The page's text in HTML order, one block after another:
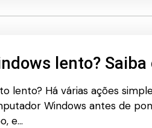
lento?
lento? Há várias ações
Windows​ antes de
e…